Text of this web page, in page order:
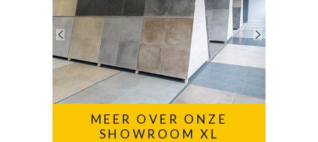
MEER OVER ONZE
SHOWROOM XL